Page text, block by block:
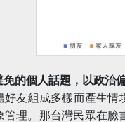
免的個人話題，以政治
好友組成多樣而產生
管理。那台灣民眾在臉